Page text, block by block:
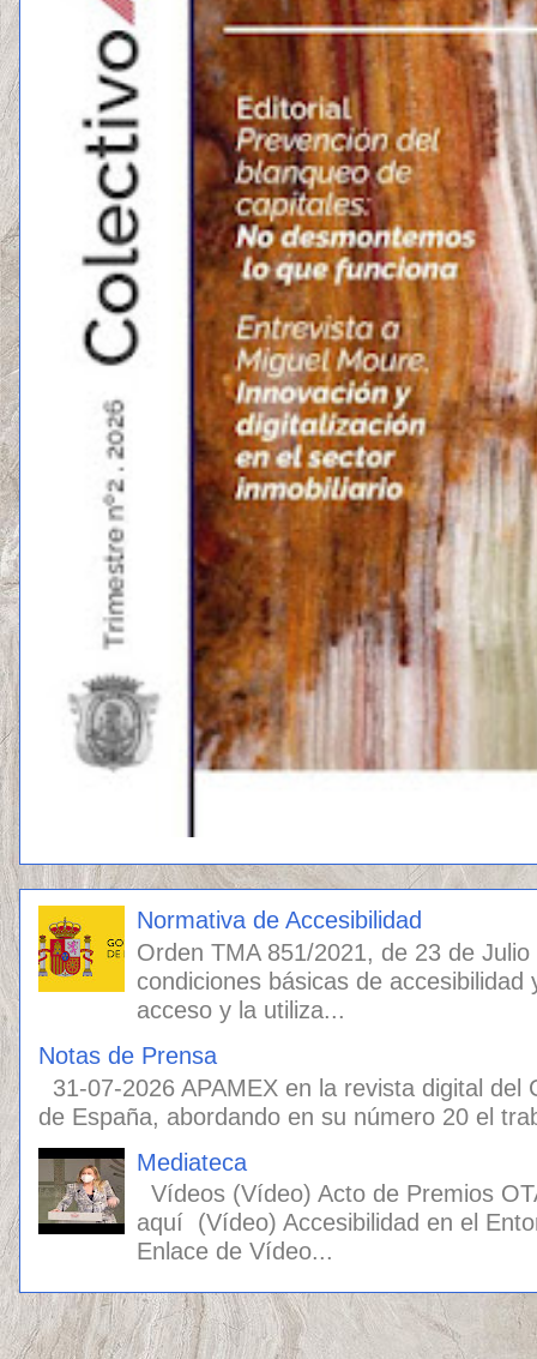
Normativa de Accesibilidad
Orden TMA 851/2021, de 23 de
condiciones básicas de
acceso y la utiliza...
Notas de Prensa
31-07-2026 APAMEX en la revista digital del
de España, abordando en su número 20 el
Mediateca
Vídeos (Vídeo) Acto de Premios
aquí (Vídeo) Accesibilidad en el
Enlace de Vídeo...